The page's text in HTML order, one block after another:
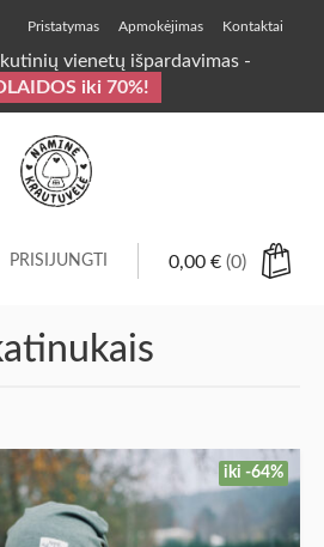
Pristatymas Apmokėjimas Kontaktai
vienetų išpardavimas -
iki 70%!
0,00 € (0)
PRISIJUNGTI
iki -64%